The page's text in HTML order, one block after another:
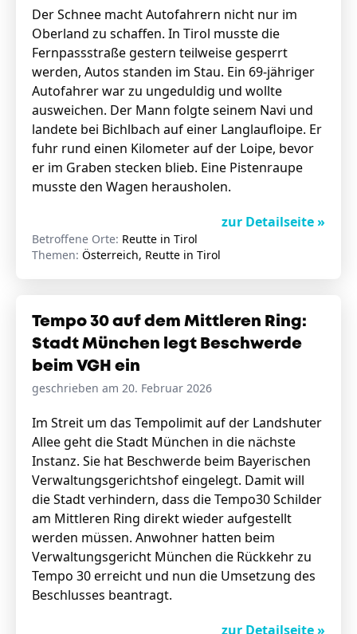
Der Schnee macht Autofahrern nicht nur im
Oberland zu schaffen. In Tirol musste die
Fernpassstraße gestern teilweise gesperrt
werden, Autos standen im Stau. Ein 69-jähriger
Autofahrer war zu ungeduldig und wollte
ausweichen. Der Mann folgte seinem Navi und
landete bei Bichlbach auf einer Langlaufloipe. Er
fuhr rund einen Kilometer auf der Loipe, bevor
er im Graben stecken blieb. Eine Pistenraupe
musste den Wagen herausholen.
zur Detailseite »
Betroffene Orte: Reutte in Tirol
Themen: Österreich, Reutte in Tirol
Tempo 30 auf dem Mittleren Ring:
Stadt München legt Beschwerde
beim VGH ein
geschrieben am 20. Februar 2026
Im Streit um das Tempolimit auf der Landshuter
Allee geht die Stadt München in die nächste
Instanz. Sie hat Beschwerde beim Bayerischen
Verwaltungsgerichtshof eingelegt. Damit will
die Stadt verhindern, dass die Tempo30 Schilder
am Mittleren Ring direkt wieder aufgestellt
werden müssen. Anwohner hatten beim
Verwaltungsgericht München die Rückkehr zu
Tempo 30 erreicht und nun die Umsetzung des
Beschlusses beantragt.
zur Detailseite »